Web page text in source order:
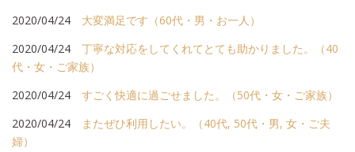
2020/04/24 大変満足です（60代・男・お一人）
2020/04/24 丁寧な対応をしてくれてとても助かりました。（40
代・女・ご家族）
2020/04/24 すごく快適に過ごせました。（50代・女・ご家族）
2020/04/24
またぜひ利用したい。（40代, 50代・男, 女・ご夫
婦）